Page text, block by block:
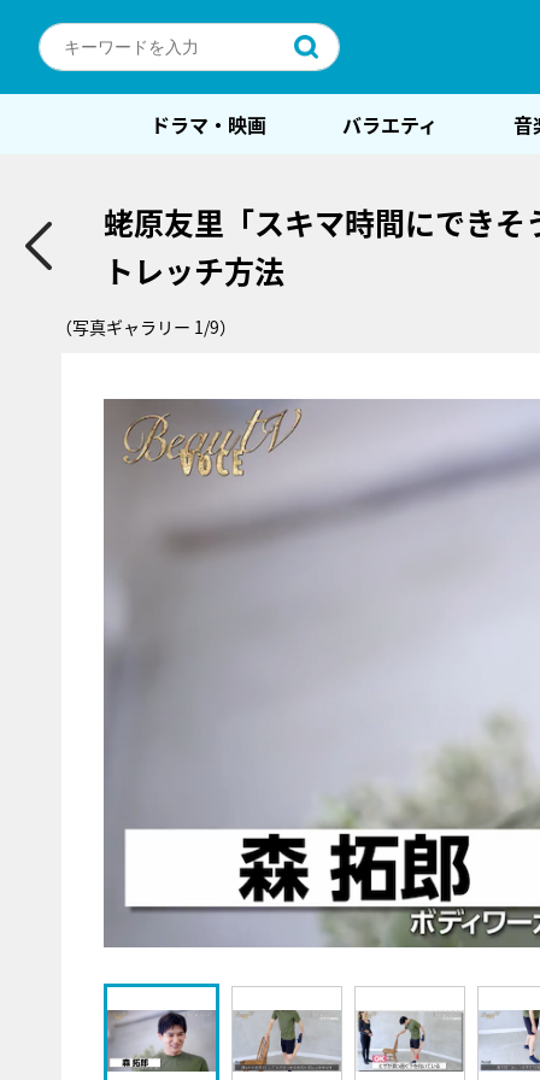
ドラマ・映画 バラエティ 音
蛯原友里「スキマ時間にでき
トレッチ方法
（写真ギャラリー 1/9）